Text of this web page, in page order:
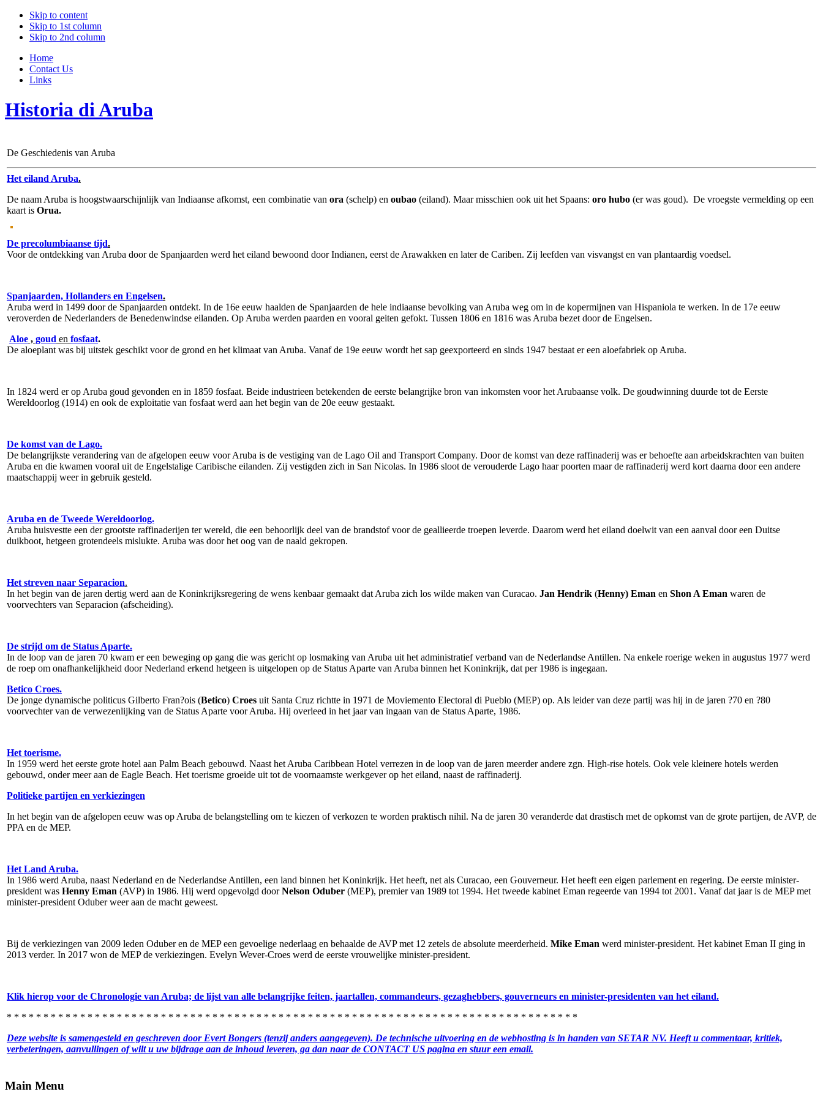
Skip to content
Skip to 1st column
Skip to 2nd column
Home
Contact Us
Links
Historia di Aruba
De Geschiedenis van Aruba
Het eiland Aruba.
De naam Aruba is hoogstwaarschijnlijk van Indiaanse afkomst, een combinatie van ora (schelp) en oubao (eiland). Maar misschien ook uit het Spaans: oro hubo (er was goud). De vroegste vermelding op een
kaart is Orua.
De precolumbiaanse tijd.
Voor de ontdekking van Aruba door de Spanjaarden werd het eiland bewoond door Indianen, eerst de Arawakken en later de Cariben. Zij leefden van visvangst en van plantaardig voedsel.
Spanjaarden, Hollanders en Engelsen.
Aruba werd in 1499 door de Spanjaarden ontdekt. In de 16e eeuw haalden de Spanjaarden de hele indiaanse bevolking van Aruba weg om in de kopermijnen van Hispaniola te werken. In de 17e eeuw
veroverden de Nederlanders de Benedenwindse eilanden. Op Aruba werden paarden en vooral geiten gefokt. Tussen 1806 en 1816 was Aruba bezet door de Engelsen.
Aloe , goud en fosfaat.
De aloeplant was bij uitstek geschikt voor de grond en het klimaat van Aruba. Vanaf de 19e eeuw wordt het sap geexporteerd en sinds 1947 bestaat er een aloefabriek op Aruba.
In 1824 werd er op Aruba goud gevonden en in 1859 fosfaat. Beide industrieen betekenden de eerste belangrijke bron van inkomsten voor het Arubaanse volk. De goudwinning duurde tot de Eerste
Wereldoorlog (1914) en ook de exploitatie van fosfaat werd aan het begin van de 20e eeuw gestaakt.
De komst van de Lago.
De belangrijkste verandering van de afgelopen eeuw voor Aruba is de vestiging van de Lago Oil and Transport Company. Door de komst van deze raffinaderij was er behoefte aan arbeidskrachten van buiten
Aruba en die kwamen vooral uit de Engelstalige Caribische eilanden. Zij vestigden zich in San Nicolas. In 1986 sloot de verouderde Lago haar poorten maar de raffinaderij werd kort daarna door een andere
maatschappij weer in gebruik gesteld.
Aruba en de Tweede Wereldoorlog.
Aruba huisvestte een der grootste raffinaderijen ter wereld, die een behoorlijk deel van de brandstof voor de geallieerde troepen leverde. Daarom werd het eiland doelwit van een aanval door een Duitse
duikboot, hetgeen grotendeels mislukte. Aruba was door het oog van de naald gekropen.
Het streven naar Separacion.
In het begin van de jaren dertig werd aan de Koninkrijksregering de wens kenbaar gemaakt dat Aruba zich los wilde maken van Curacao. Jan Hendrik (Henny) Eman en Shon A Eman waren de
voorvechters van Separacion (afscheiding).
De strijd om de Status Aparte.
In de loop van de jaren 70 kwam er een beweging op gang die was gericht op losmaking van Aruba uit het administratief verband van de Nederlandse Antillen. Na enkele roerige weken in augustus 1977 werd
de roep om onafhankelijkheid door Nederland erkend hetgeen is uitgelopen op de Status Aparte van Aruba binnen het Koninkrijk, dat per 1986 is ingegaan.
Betico Croes.
De jonge dynamische politicus Gilberto Fran?ois (Betico) Croes uit Santa Cruz richtte in 1971 de Moviemento Electoral di Pueblo (MEP) op. Als leider van deze partij was hij in de jaren ?70 en ?80
voorvechter van de verwezenlijking van de Status Aparte voor Aruba. Hij overleed in het jaar van ingaan van de Status Aparte, 1986.
Het toerisme.
In 1959 werd het eerste grote hotel aan Palm Beach gebouwd. Naast het Aruba Caribbean Hotel verrezen in de loop van de jaren meerder andere zgn. High-rise hotels. Ook vele kleinere hotels werden
gebouwd, onder meer aan de Eagle Beach. Het toerisme groeide uit tot de voornaamste werkgever op het eiland, naast de raffinaderij.
Politieke partijen en verkiezingen
In het begin van de afgelopen eeuw was op Aruba de belangstelling om te kiezen of verkozen te worden praktisch nihil. Na de jaren 30 veranderde dat drastisch met de opkomst van de grote partijen, de AVP, de
PPA en de MEP.
Het Land Aruba.
In 1986 werd Aruba, naast Nederland en de Nederlandse Antillen, een land binnen het Koninkrijk. Het heeft, net als Curacao, een Gouverneur. Het heeft een eigen parlement en regering. De eerste minister-
president was Henny Eman (AVP) in 1986. Hij werd opgevolgd doorNelson Oduber (MEP), premier van 1989 tot 1994. Het tweede kabinet Eman regeerde van 1994 tot 2001. Vanaf dat jaar is de MEP met
minister-president Oduber weer aan de macht geweest.
Bij de verkiezingen van 2009 leden Oduber en de MEP een gevoelige nederlaag en behaalde de AVP met 12 zetels de absolute meerderheid. Mike Eman werd minister-president. Het kabinet Eman II ging in
2013 verder. In 2017 won de MEP de verkiezingen. Evelyn Wever-Croes werd de eerste vrouwelijke minister-president.
Klik hierop voor de Chronologie van Aruba; de lijst van alle belangrijke feiten, jaartallen, commandeurs, gezaghebbers, gouverneurs en minister-presidenten van het eiland.
* * * * * * * * * * * * * * * * * * * * * * * * * * * * * * * * * * * * * * * * * * * * * * * * * * * * * * * * * * * * * * * * * * * * * * * * * * * * * *
Deze website is samengesteld en geschreven door Evert Bongers (tenzij anders aangegeven). De technische uitvoering en de webhosting is in handen van SETAR NV. Heeft u commentaar, kritiek,
verbeteringen, aanvullingen of wilt u uw bijdrage aan de inhoud leveren, ga dan naar de CONTACT US pagina en stuur een email.
Main Menu